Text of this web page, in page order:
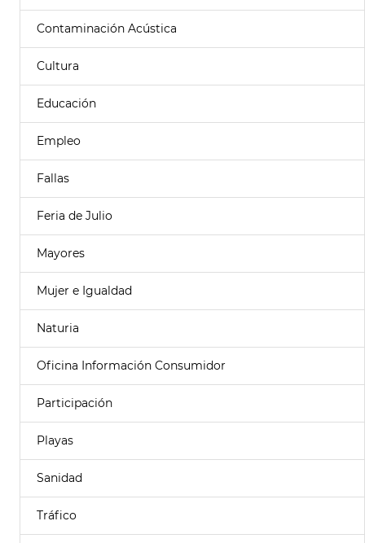
Contaminación Acústica
Cultura
Educación
Empleo
Fallas
Feria de Julio
Mayores
Mujer e Igualdad
Naturia
Oficina Información Consumidor
Participación
Playas
Sanidad
Tráfico